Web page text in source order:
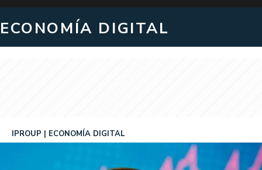
ECONOMÍA DIGITAL
IPROUP ECONOMÍA DIGITAL